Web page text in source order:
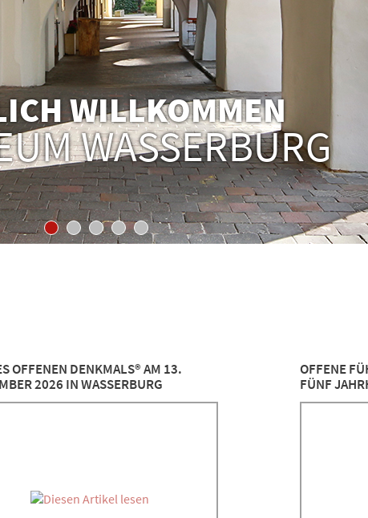
3 4 5
WILLKOMMEN
WASSERBURG
OFFENEN DENKMALS® AM 13.
2026 IN WASSERBURG
OFFENE
FÜNF